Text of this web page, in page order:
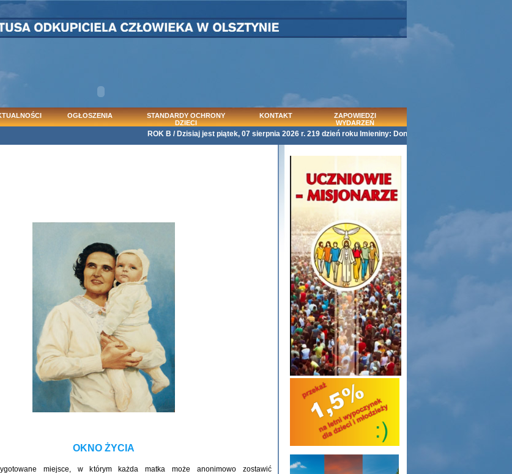
OGŁOSZENIA
STANDARDY OCHRONY
DZIECI
KONTAKT
ZAPOWIEDZI
WYDARZEŃ
ROK B / Dzisiaj jest piątek, 07 sierpnia 2026 r. 219 dzień roku Imieniny: Donaty, Olechny, Kajetana
OKNO ŻYCIA
miejsce, w którym każdamatkamoże anonimowo zostawić